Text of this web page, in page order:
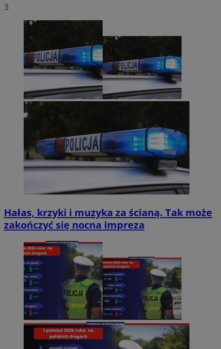
3
Hałas, krzyki i muzyka za ścianą. Tak może
zakończyć się nocna impreza